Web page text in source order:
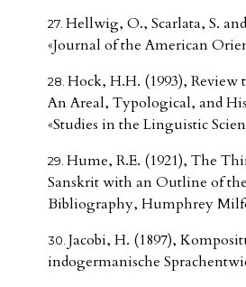
Hellwig, O., Scarlata, S.
«Journal of the American
Hock, H.H. (1993), Review
An Areal, Typological, and
«Studies in the Linguistic
Hume, R.E. (1921), The
Sanskrit with an Outline of
Bibliography, Humphrey
Jacobi, H. (1897),
indogermanische